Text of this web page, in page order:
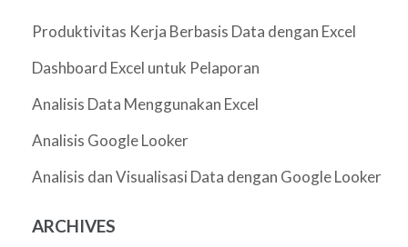
Produktivitas Kerja Berbasis Data dengan Excel
Dashboard Excel untuk Pelaporan
Analisis Data Menggunakan Excel
Analisis Google Looker
Analisis dan Visualisasi Data dengan Google Looker
ARCHIVES